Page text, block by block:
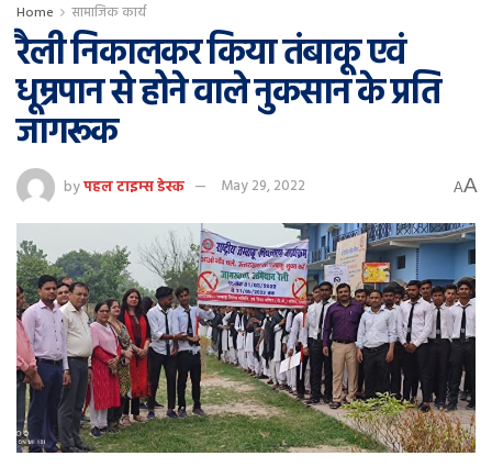
Home सामाजिक कार्य
रैली निकालकर किया तंबाकू एवं
धूम्रपान से होने वाले नुकसान के प्रति
जागरूक
byपहल टाइम्स डेस्क May 29, 2022 AA